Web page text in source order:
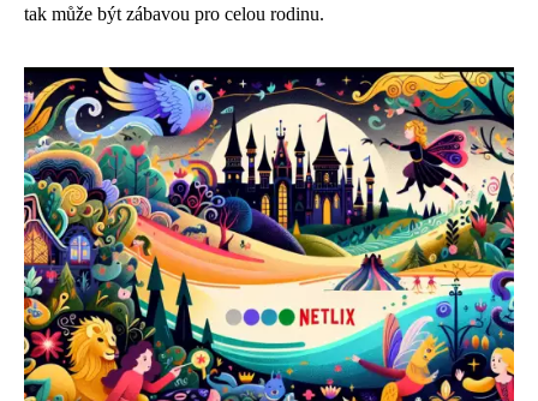
tak může být zábavou pro celou rodinu.